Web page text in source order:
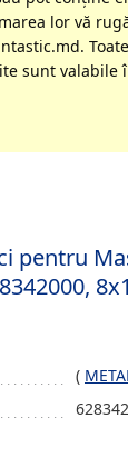
lor vă
sunt valabile
pentru
(